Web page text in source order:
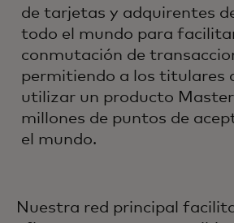
de tarjetas y adquirentes
todo el mundo para
conmutación de
permitiendo a los titulares
utilizar un producto
millones de puntos de
el mundo.
Nuestra red principal